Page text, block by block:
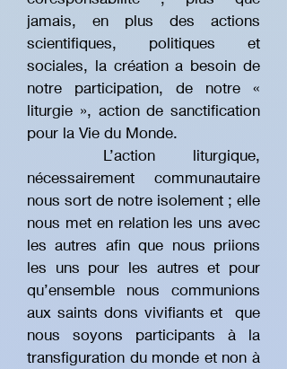
jamais, en plus des actions
scientifiques, politiques et
sociales, la création a besoin de
notre participation, de notre «
liturgie », action de sanctification
pour la Vie du Monde.
L’action liturgique,
nécessairement communautaire
nous sort de notre isolement ; elle
nous met en relation les uns avec
les autres afin que nous priions
les uns pour les autres et pour
qu’ensemble nous communions
aux saints dons vivifiants et que
nous soyons participants à la
transfiguration du monde et non à